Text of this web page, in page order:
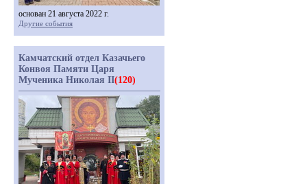
основан 21 августа 2022 г.
Другие события
Камчатский отдел Казачьего
Конвоя Памяти Царя
Мученика Николая II(120)